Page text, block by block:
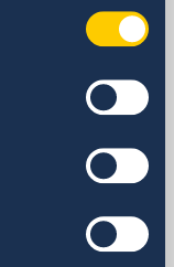
inte öppet för
oss via epost